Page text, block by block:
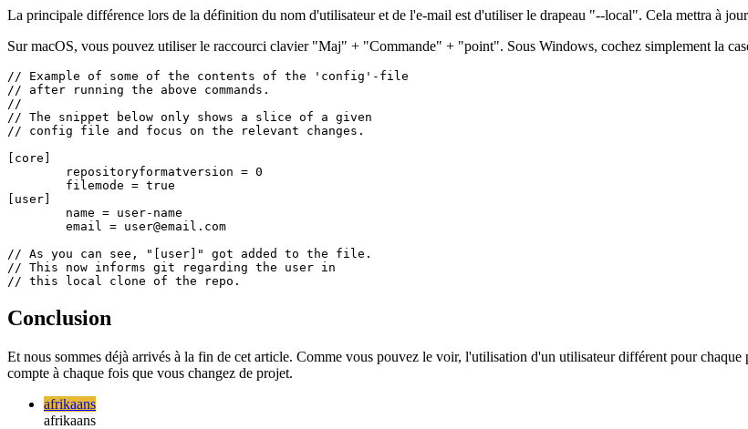
Le drapeau "--local" fait la différence
La principale différence lors de la définition du nom d'utilisateur et de l'e-mail est d'utiliser le drapeau "--local". Cela mettra à
Sur macOS, vous pouvez utiliser le raccourci clavier "Maj" + "Commande" + "point". Sous Windows, cochez simplement la
// Example of some of the contents of the 'config'-file
// after running the above commands.
//
// The snippet below only shows a slice of a given
// config file and focus on the relevant changes.
[core]
	repositoryformatversion = 0
	name = user-name
	email = user@email.com
// As you can see, "[user]" got added to the file.
Conclusion
Et nous sommes déjà arrivés à la fin de cet article. Comme vous pouvez le voir, l'utilisation d'un utilisateur différent pour
compte à chaque fois que vous changez de projet.